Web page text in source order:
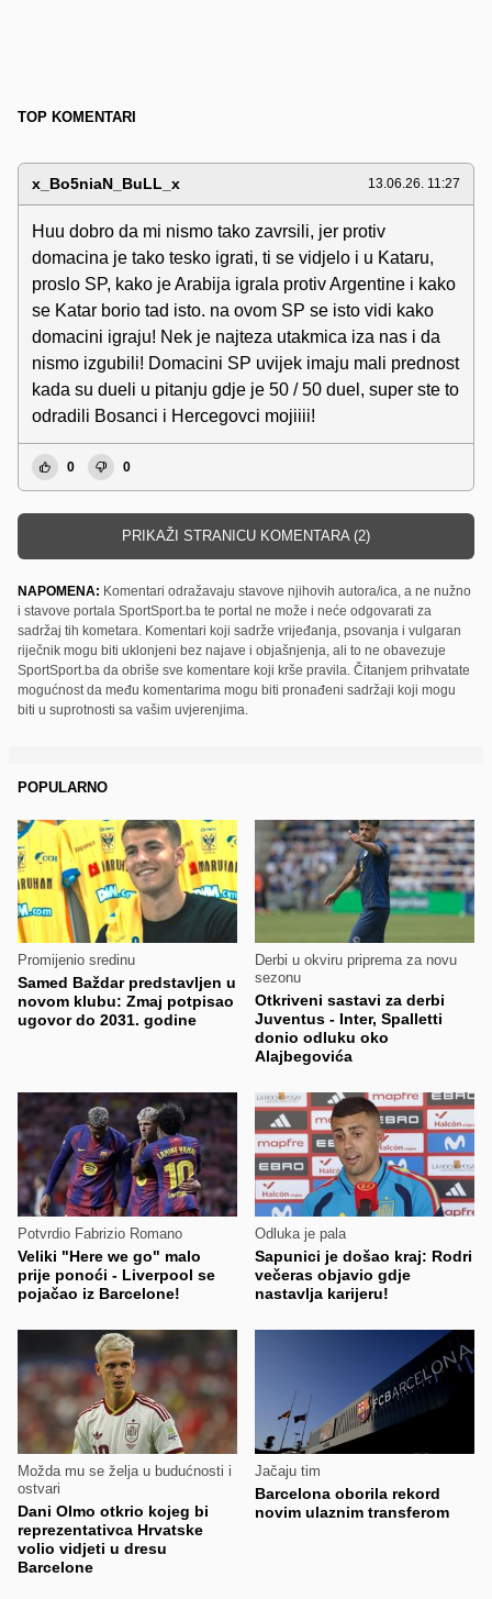
TOP KOMENTARI
x_Bo5niaN_BuLL_x 13.06.26. 11:27
Huu dobro da mi nismo tako zavrsili, jer protiv
domacina je tako tesko igrati, ti se vidjelo i u Kataru,
proslo SP, kako je Arabija igrala protiv Argentine i kako
se Katar borio tad isto. na ovom SP se isto vidi kako
domacini igraju! Nek je najteza utakmica iza nas i da
nismo izgubili! Domacini SP uvijek imaju mali prednost
kada su dueli u pitanju gdje je 50 / 50 duel, super ste to
odradili Bosanci i Hercegovci mojiiii!
0 0
PRIKAŽI STRANICU KOMENTARA (2)
NAPOMENA: Komentari odražavaju stavove njihovih autora/ica, a ne nužno
i stavove portala SportSport.ba te portal ne može i neće odgovarati za
sadržaj tih kometara. Komentari koji sadrže vrijeđanja, psovanja i vulgaran
riječnik mogu biti uklonjeni bez najave i objašnjenja, ali to ne obavezuje
SportSport.ba da obriše sve komentare koji krše pravila. Čitanjem prihvatate
mogućnost da među komentarima mogu biti pronađeni sadržaji koji mogu
biti u suprotnosti sa vašim uvjerenjima.
POPULARNO
Promijenio sredinu
Samed Baždar predstavljen u
novom klubu: Zmaj potpisao
ugovor do 2031. godine
Derbi u okviru priprema za novu
sezonu
Otkriveni sastavi za derbi
Juventus - Inter, Spalletti
donio odluku oko
Alajbegovića
Potvrdio Fabrizio Romano
Veliki "Here we go" malo
prije ponoći - Liverpool se
pojačao iz Barcelone!
Odluka je pala
Sapunici je došao kraj: Rodri
večeras objavio gdje
nastavlja karijeru!
Možda mu se želja u budućnosti i
ostvari
Dani Olmo otkrio kojeg bi
reprezentativca Hrvatske
volio vidjeti u dresu
Barcelone
Jačaju tim
Barcelona oborila rekord
novim ulaznim transferom